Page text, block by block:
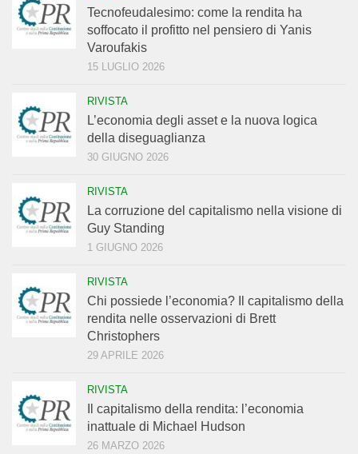
Tecnofeudalesimo: come la rendita ha
soffocato il profitto nel pensiero di Yanis
Varoufakis
15 LUGLIO 2026
RIVISTA
L’economia degli asset e la nuova logica
della diseguaglianza
30 GIUGNO 2026
RIVISTA
La corruzione del capitalismo nella visione di
Guy Standing
1 GIUGNO 2026
RIVISTA
Chi possiede l’economia? Il capitalismo della
rendita nelle osservazioni di Brett
Christophers
29 APRILE 2026
RIVISTA
Il capitalismo della rendita: l’economia
inattuale di Michael Hudson
26 MARZO 2026